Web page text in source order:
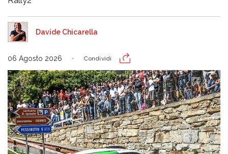
Davide Chicarella
06 Agosto 2026 Condividi